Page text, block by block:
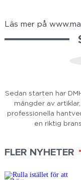
Läs mer på
Sedan starten har
mängder av
professionella
en riktig
FLER NYHETER